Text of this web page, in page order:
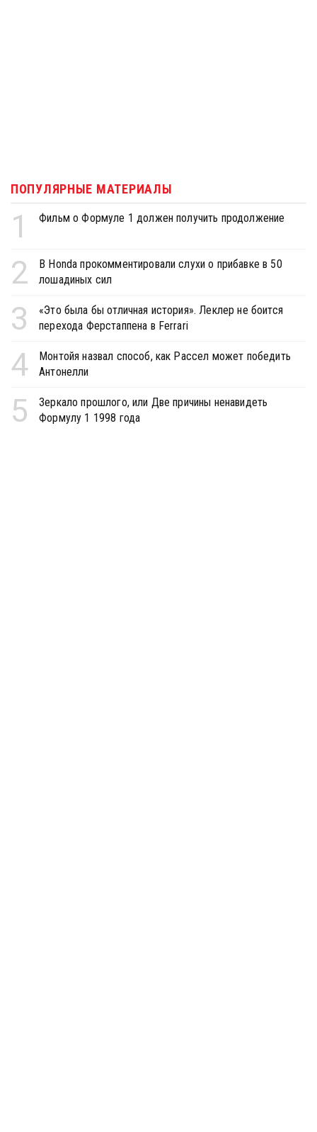
ПОПУЛЯРНЫЕ МАТЕРИАЛЫ
1 Фильм о Формуле 1 должен получить продолжение
2
В Honda прокомментировали слухи о прибавке в 50
лошадиных сил
3
«Это была бы отличная история». Леклер не боится
перехода Ферстаппена в Ferrari
4
Монтойя назвал способ, как Рассел может победить
Антонелли
5
Зеркало прошлого, или Две причины ненавидеть
Формулу 1 1998 года